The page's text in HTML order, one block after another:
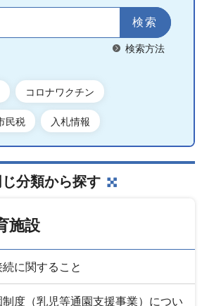
検索方法
コロナワクチン
民税 入札情報
じ分類から探す
施設
に関すること
度（乳児等通園支援事業）につい